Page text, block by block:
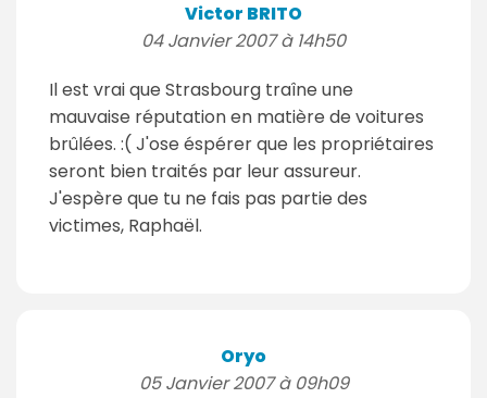
Victor BRITO
04 Janvier 2007 à 14h50
Il est vrai que Strasbourg traîne une
mauvaise réputation en matière de voitures
brûlées. :( J'ose éspérer que les propriétaires
seront bien traités par leur assureur.
J'espère que tu ne fais pas partie des
victimes, Raphaël.
Oryo
05 Janvier 2007 à 09h09